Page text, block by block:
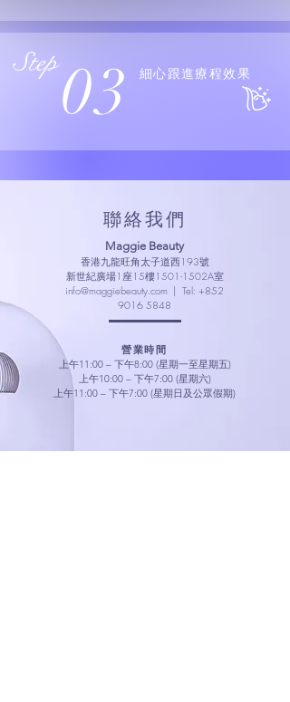
03
Step 細心跟進療程效果
​聯絡我們
Maggie Beauty
香港九龍旺角太子道西193號
新世紀廣場1座15樓1501-1502A室
info@maggiebeauty.com | Tel: +852
9016 5848
營業時間
上午11:00 – 下午8:00 (星期一至星期五)
上午10:00 – 下午7:00 (星期六)
上午11:00 – 下午7:00 (星期 日及公眾假期)